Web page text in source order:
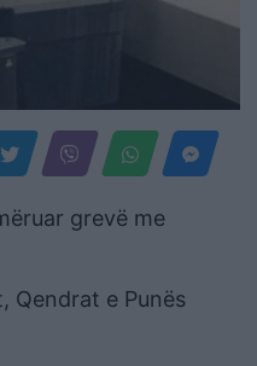
grevë me
Qendrat e Punës